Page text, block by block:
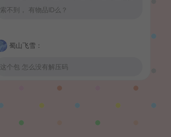
索不到， 有物品ID么？
蜀山飞雪：
这个包 怎么没有解压码
山海玉